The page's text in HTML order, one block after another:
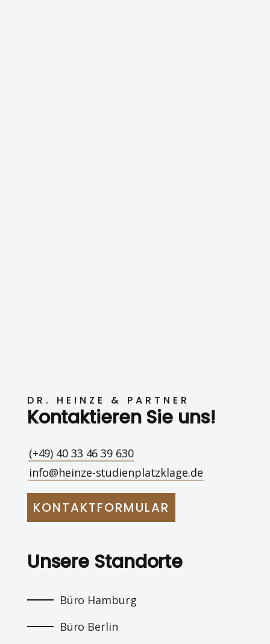
DR. HEINZE & PARTNER
Kontaktieren Sie uns!
(+49) 40 33 46 39 630
info@heinze-studienplatzklage.de
KONTAKTFORMULAR
Unsere Standorte
Büro Hamburg
Büro Berlin